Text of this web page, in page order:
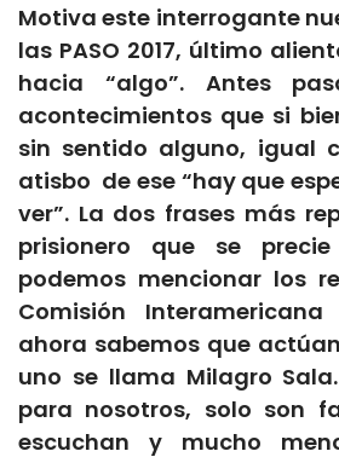
Motiva este interrogante
las PASO 2017, último
hacia “algo”. Antes
acontecimientos que si
sin sentido alguno, igual
atisbo de ese “hay que
ver”. La dos frases más
prisionero que se
podemos mencionar los
Comisión
ahora sabemos que
uno se llama Milagro
para nosotros, solo son
escuchan y mucho